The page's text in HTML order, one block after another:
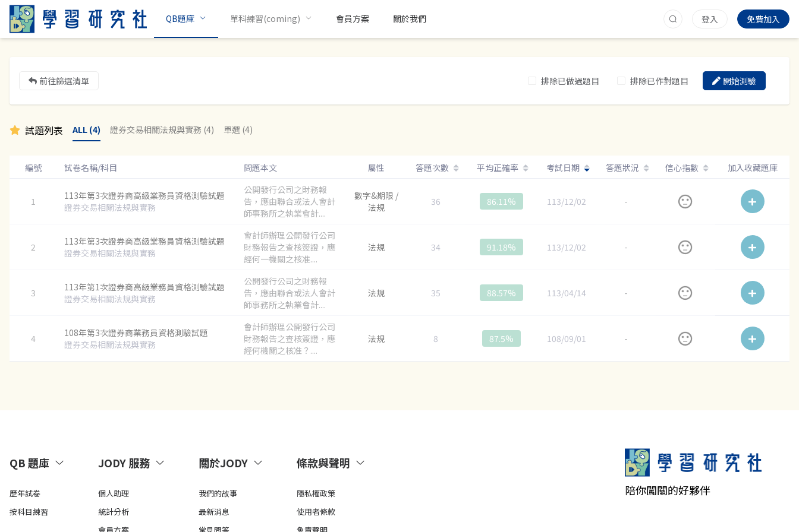
QB題庫 單科練習(coming) 會員方案 關於我們 登入 免費加入
前往篩選清單 排除已做過題目 排除已作對題目 開始測驗
試題列表 ALL (4) 證券交易相關法規與實務 (4) 單選 (4)
編號 試卷名稱/科目 問題本文 屬性 答題次數 平均正確率 考試日期 答題狀況 信心指數 加入收藏題庫
1
113年第3次證券商高級業務員資格測驗試題
證券交易相關法規與實務
公開發行公司之財務報
告，應由聯合或法人會計
師事務所之執業會計....
數字&期限 /
法規
36 86.11% 113/12/02 -
2
113年第3次證券商高級業務員資格測驗試題
證券交易相關法規與實務
會計師辦理公開發行公司
財務報告之查核簽證，應
經何一機關之核准....
法規 34 91.18% 113/12/02 -
3
113年第1次證券商高級業務員資格測驗試題
證券交易相關法規與實務
公開發行公司之財務報
告，應由聯合或法人會計
師事務所之執業會計....
法規 35 88.57% 113/04/14 -
4
108年第3次證券商業務員資格測驗試題
證券交易相關法規與實務
會計師辦理公開發行公司
財務報告之查核簽證，應
經何機關之核准？....
法規 8 87.5% 108/09/01 -
QB 題庫
歷年試卷
按科目練習
JODY 服務
個人助理
統計分析
關於JODY
我們的故事
最新消息
條款與聲明
隱私權政策
使用者條款
陪你闖關的好夥伴